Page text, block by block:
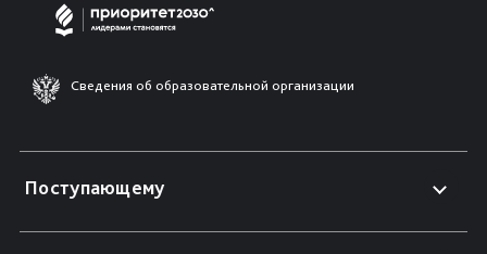
Сведения об образовательной организации
Поступающему